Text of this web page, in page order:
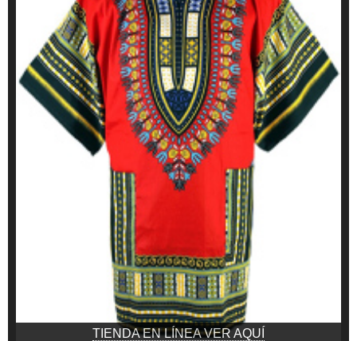
TIENDA EN LÍNEA VER AQUÍ